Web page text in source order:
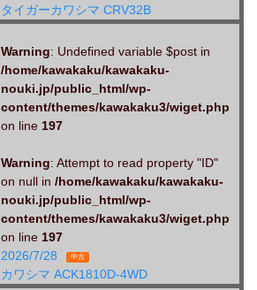
タイガーカワシマ CRV32B
Warning: Undefined variable $post in
/home/kawakaku/kawakaku-
nouki.jp/public_html/wp-
content/themes/kawakaku3/wiget.php
on line 197
Warning: Attempt to read property "ID"
on null in /home/kawakaku/kawakaku-
nouki.jp/public_html/wp-
content/themes/kawakaku3/wiget.php
on line 197
2026/7/28
中古
カワシマ ACK1810D-4WD